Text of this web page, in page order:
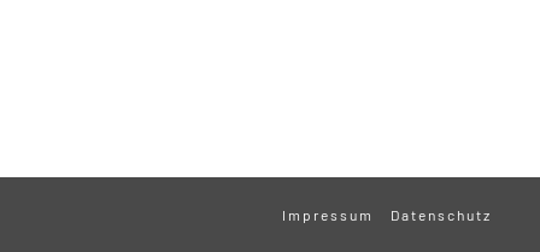
Impressum Datenschutz